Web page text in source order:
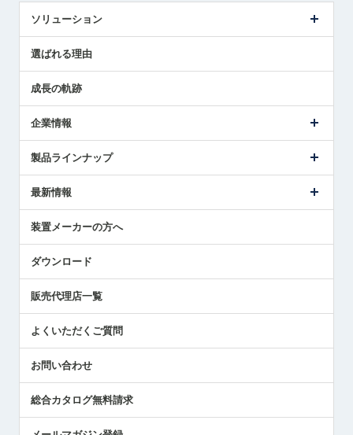
ソリューション
解決策提案
選ばれる理由
成長の軌跡
企業情報
ごあいさつ
受賞履歴
採用情報
国/地域/言語
製品ラインナップ
ツールセッタ製品
エアマイクロセンサ製品
最新情報
メトロールの技術
社員ブログ
中小企業のBCP地震対策
センサのテクニカルガイド
社長ブログ
装置メーカーの方へ
ダウンロード
販売代理店一覧
よくいただくご質問
お問い合わせ
総合カタログ無料請求